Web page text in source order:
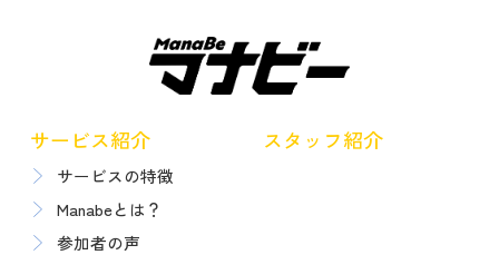
サービス紹介
サービスの特徴
Manabeとは？
参加者の声
スタッフ紹介